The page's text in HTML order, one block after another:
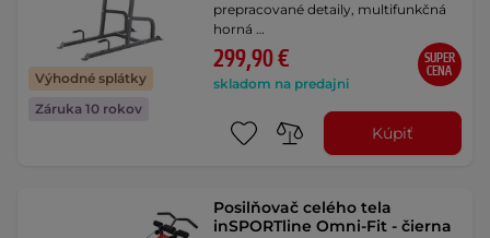
Výhodné splátky
Záruka 10 rokov
prepracované detaily, multifunkčná
horná …
299,90 €
skladom na predajni
SUPER
CENA
Kúpiť
Posilňovač celého tela
inSPORTline Omni-Fit - čierna